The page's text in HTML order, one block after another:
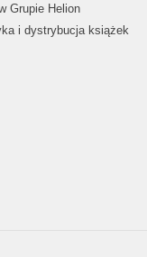
Grupie Helion
i dystrybucja książek